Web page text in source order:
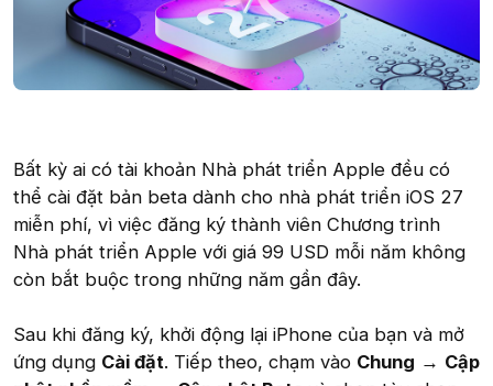
Bất kỳ ai có tài khoản Nhà phát triển Apple đều có
thể cài đặt bản beta dành cho nhà phát triển iOS 27
miễn phí, vì việc đăng ký thành viên Chương trình
Nhà phát triển Apple với giá 99 USD mỗi năm không
còn bắt buộc trong những năm gần đây.
Sau khi đăng ký, khởi động lại iPhone của bạn và mở
ứng dụng Cài đặt. Tiếp theo, chạm vào Chung → Cập